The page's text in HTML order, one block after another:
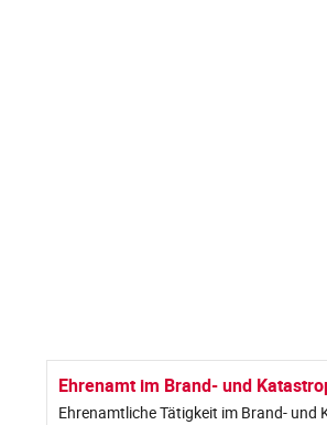
Ehrenamt im Brand- und
Ehrenamtliche Tätigkeit im Brand-